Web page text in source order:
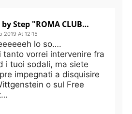
Step by Step "ROMA CLUB JAMES PALLOTTA"
2019 At 12:15
lo so….
tanto vorrei intervenire fra
i tuoi sodali, ma siete
impegnati a disquisire
o sul Free